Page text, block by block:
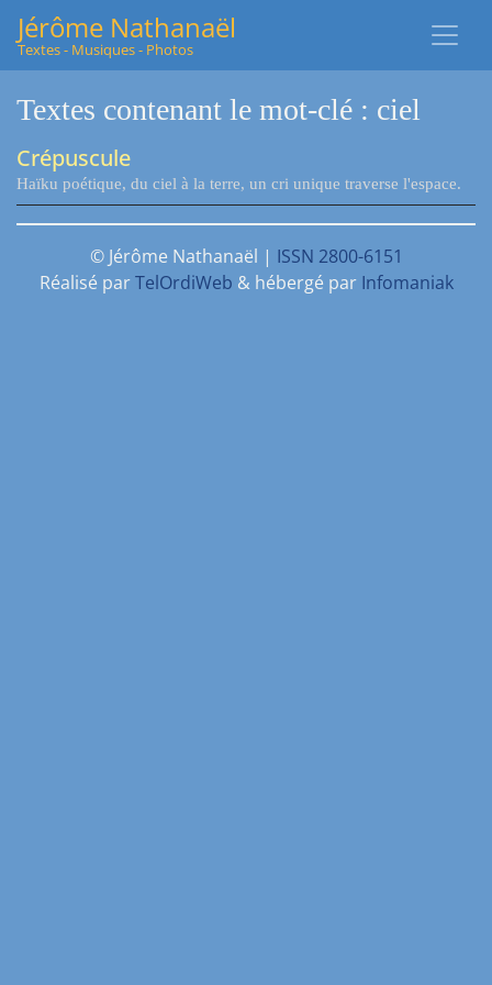
Jérôme Nathanaël
Textes - Musiques - Photos
Textes contenant le mot-clé : ciel
Crépuscule
Haïku poétique, du ciel à la terre, un cri unique traverse l'espace.
© Jérôme Nathanaël | ISSN 2800-6151
Réalisé parTelOrdiWeb & hébergé par Infomaniak